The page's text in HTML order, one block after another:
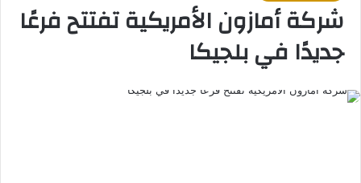
شركة أمازون الأمريكية تفتتح فرعًا
جديدًا في بلجيكا